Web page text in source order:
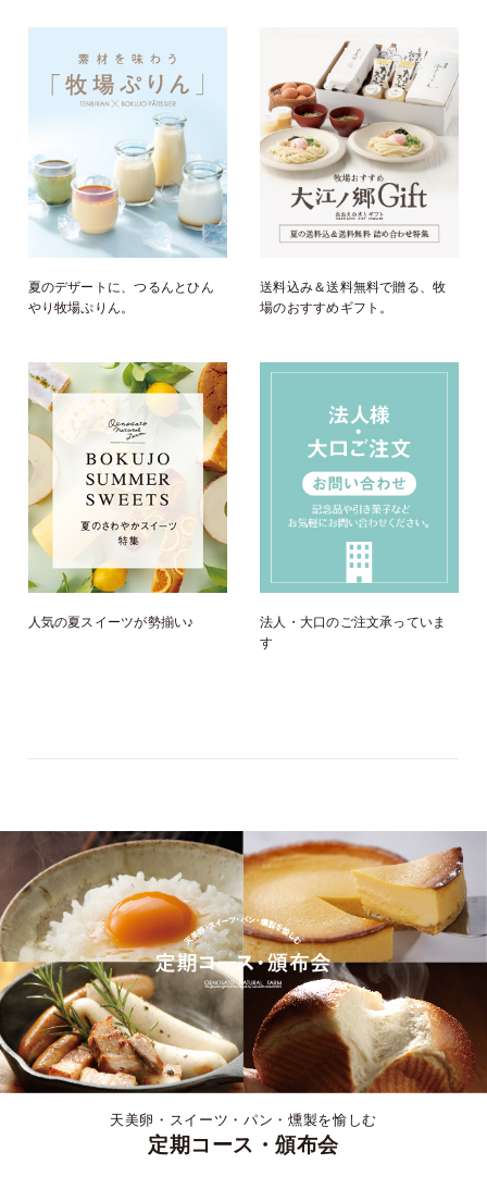
夏のデザートに、つるんとひん
やり牧場ぷりん。
送料込み＆送料無料で贈る、牧
場のおすすめギフト。
人気の夏スイーツが勢揃い♪
法人・大口のご注文承っていま
す
天美卵・スイーツ・パン・燻製を愉しむ
定期コース・頒布会